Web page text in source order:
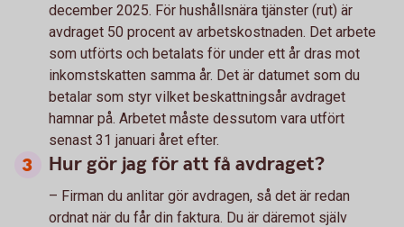
december 2025. För hushållsnära tjänster (rut) är
avdraget 50 procent av arbetskostnaden. Det arbete
som utförts och betalats för under ett år dras mot
inkomstskatten samma år. Det är datumet som du
betalar som styr vilket beskattningsår avdraget
hamnar på. Arbetet måste dessutom vara utfört
senast 31 januari året efter.
Hur gör jag för att få avdraget?
– Firman du anlitar gör avdragen, så det är redan
ordnat när du får din faktura. Du är däremot själv